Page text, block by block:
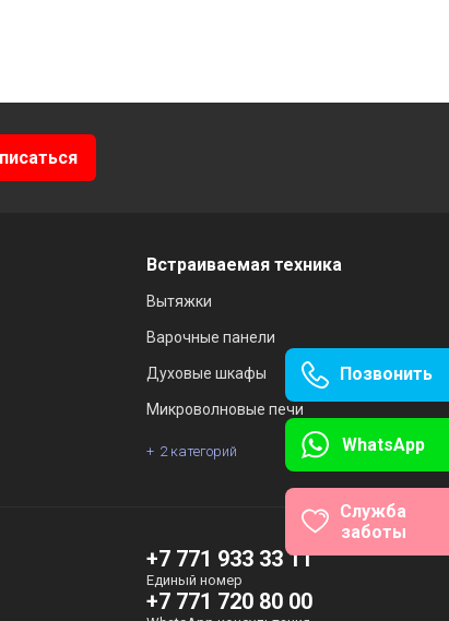
Встраиваемая техника
Вытяжки
Варочные панели
Духовые шкафы
Микроволновые печи
2 категорий
+7 771 933 33 11
Единый номер
+7 771 720 80 00
Позвонить
WhatsApp
Служба
заботы